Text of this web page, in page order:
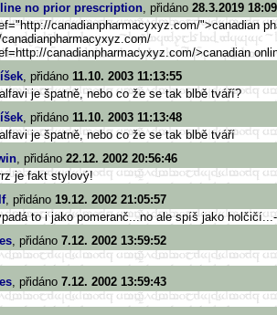
no prior prescription, přidáno 28.3.2019
canadianpharmacyxyz.com/">canadian
z.com/
canadianpharmacyxyz.com/>canadian
, přidáno 11.10. 2003 11:13:55
je špatně, nebo co že se tak blbě tváří?
, přidáno 11.10. 2003 11:13:48
je špatně, nebo co že se tak blbě tváří
, přidáno 22.12. 2002 20:56:46
je fakt stylový!
, přidáno 19.12. 2002 21:05:57
to i jako pomeranč...no ale spíš jako
, přidáno 7.12. 2002 13:59:52
, přidáno 7.12. 2002 13:59:43